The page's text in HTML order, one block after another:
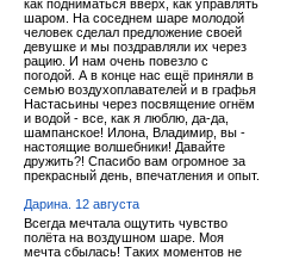
как подниматься вверх, как управлять
шаром. На соседнем шаре молодой
человек сделал предложение своей
девушке и мы поздравляли их через
рацию. И нам очень повезло с
погодой. А в конце нас ещё приняли в
семью воздухоплавателей и в графья
Настасьины через посвящение огнём
и водой - все, как я люблю, да-да,
шампанское! Илона, Владимир, вы -
настоящие волшебники! Давайте
дружить?! Спасибо вам огромное за
прекрасный день, впечатления и опыт.
Дарина. 12 августа
Всегда мечтала ощутить чувство
полёта на воздушном шаре. Моя
мечта сбылась! Таких моментов не